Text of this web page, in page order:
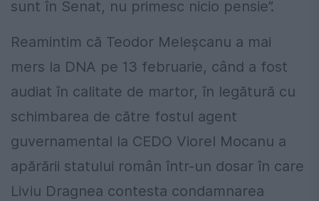
sunt în Senat, nu primesc nicio pensie”.
Reamintim că Teodor Meleșcanu a mai
mers la DNA pe 13 februarie, când a fost
audiat în calitate de martor, în legătură cu
schimbarea de către fostul agent
guvernamental la CEDO Viorel Mocanu a
apărării statului român într-un dosar în care
Liviu Dragnea contesta condamnarea